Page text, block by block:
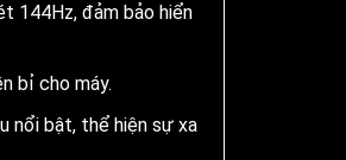
144Hz, đảm bảo hiển
bỉ cho máy.
nổi bật, thể hiện sự xa